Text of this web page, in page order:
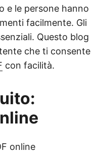
e le persone hanno
facilmente. Gli
Questo blog
che ti consente
con facilità.
online